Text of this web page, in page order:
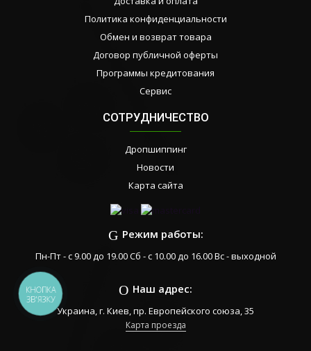
Политика конфиденциальности
Обмен и возврат товара
Договор публичной оферты
Программы кредитования
Сервис
СОТРУДНИЧЕСТВО
Дропшиппинг
Новости
Карта сайта
Режим работы:
Пн-Пт - с 9.00 до 19.00 Сб - с 10.00 до 16.00 Вс - выходной
Наш адрес:
Украина, г. Киев, пр. Европейского союза, 35
Карта проезда
КНОПКА
ЗВ'ЯЗКУ